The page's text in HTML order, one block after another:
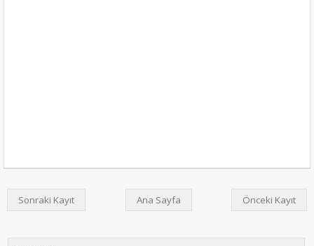
Sonraki Kayıt Önceki Kayıt
Ana Sayfa